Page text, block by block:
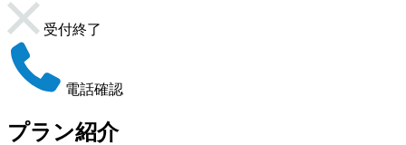
受付終了
電話確認
プラン紹介